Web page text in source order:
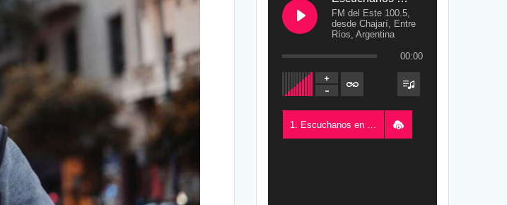
FM del Este 100.5,
desde Chajarí, Entre
Ríos, Argentina
00:00
1. Escuchanos en Vivo - FM del Este 100.5, desde Chajarí, Entre Ríos, Argentina